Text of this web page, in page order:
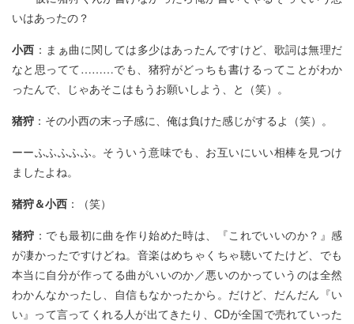
いはあったの？
小西 ：まぁ曲に関しては多少はあったんですけど、歌詞は無理だ
なと思ってて………でも、猪狩がどっちも書けるってことがわか
ったんで、じゃあそこはもうお願いしよう、と（笑）。
猪狩 ：その小西の末っ子感に、俺は負けた感じがするよ（笑）。
ーーふふふふふ。そういう意味でも、お互いにいい相棒を見つけ
ましたよね。
猪狩＆小西 ：（笑）
猪狩 ：でも最初に曲を作り始めた時は、『これでいいのか？』感
が凄かったですけどね。音楽はめちゃくちゃ聴いてたけど、でも
本当に自分が作ってる曲がいいのか／悪いのかっていうのは全然
わかんなかったし、自信もなかったから。だけど、だんだん『い
い』って言ってくれる人が出てきたり、CDが全国で売れていった